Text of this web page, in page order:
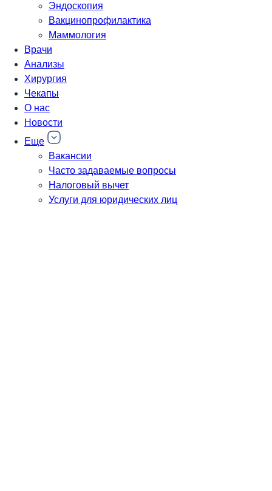
Эндоскопия
Вакцинопрофилактика
Маммология
Врачи
Анализы
Хирургия
Чекапы
О нас
Новости
Еще
Вакансии
Часто задаваемые вопросы
Налоговый вычет
Услуги для юридических лиц